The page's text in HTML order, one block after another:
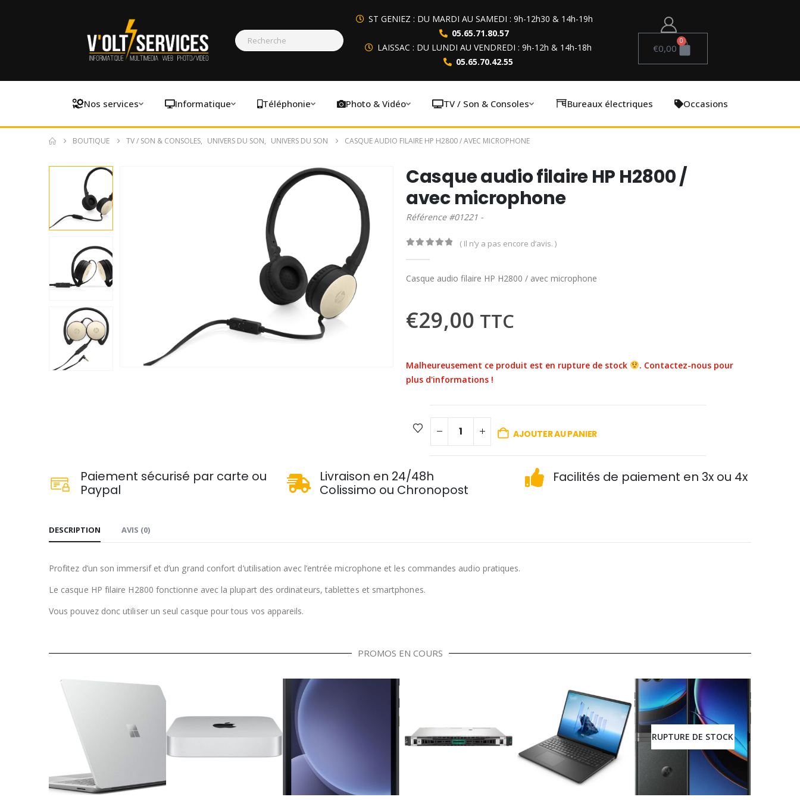
ST GENIEZ : DU MARDI AU SAMEDI : 9h-12h30 & 14h-19h
05.65.71.80.57
LAISSAC : DU LUNDI AU VENDREDI : 9h-12h & 14h-18h
05.65.70.42.55
€0,00
0
Nos services Informatique Téléphonie Photo & Vidéo TV / Son & Consoles Bureaux électriques Occasions
BOUTIQUE TV / SON & CONSOLES, UNIVERS DU SON, UNIVERS DU SON CASQUE AUDIO FILAIRE HP H2800 / AVEC MICROPHONE
Casque audio filaire HP H2800 /
avec microphone
Référence #01221 -
( Il n’y a pas encore d’avis. )
Casque audio filaire HP H2800 / avec microphone
€29,00 TTC
Malheureusement ce produit est en rupture de stock
. Contactez-nous pour
plus d'informations !
AJOUTER AU PANIER
Paiement sécurisé par carte ou
Paypal
Livraison en 24/48h
Colissimo ou Chronopost
Facilités de paiement en 3x ou 4x
DESCRIPTION AVIS (0)
Profitez d’un son immersif et d’un grand confort d’utilisation avec l’entrée microphone et les commandes audio pratiques.
Le casque HP filaire H2800 fonctionne avec la plupart des ordinateurs, tablettes et smartphones.
Vous pouvez donc utiliser un seul casque pour tous vos appareils.
PROMOS EN COURS
RUPTURE DE STOCK